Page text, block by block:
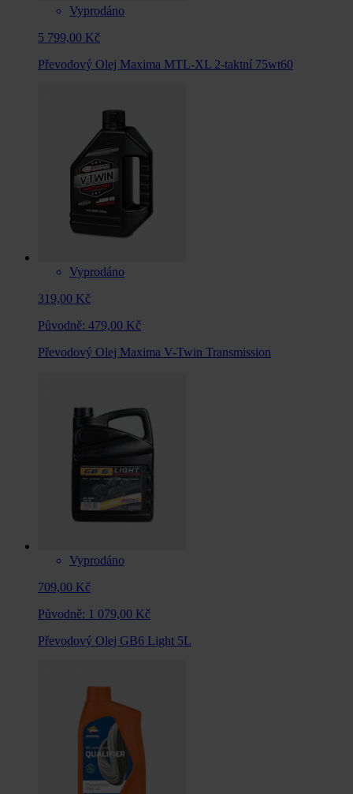
Vyprodáno
5 799,00 Kč
Převodový Olej Maxima MTL-XL 2-taktní 75wt60
Vyprodáno
319,00 Kč
Původně: 479,00 Kč
Převodový Olej Maxima V-Twin Transmission
Vyprodáno
709,00 Kč
Původně: 1 079,00 Kč
Převodový Olej GB6 Light 5L